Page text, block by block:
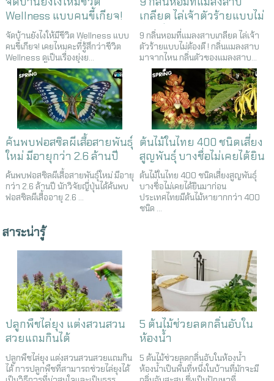
Wellness แบบคนขี้เกียจ!
จัดบ้านยังไงให้มีชีวิต Wellness แบบ
คนขี้เกียจ! เคยไหมคะที่รู้สึกว่าชีวิต
Wellness ดูเป็นเรื่องยุ่งย...
เกลียด ไล่เจ้าตัวร้ายแบบไม่
ต้องตี !
9 กลิ่นหอมที่แมลงสาบเกลียด ไล่เจ้า
ตัวร้ายแบบไม่ต้องตี ! กลิ่นแมลงสาบ
มาจากไหน กลิ่นตัวของแมลงสาบ...
ค้นพบฟอสซิลผีเสื้อสายพันธุ์
ใหม่ มีอายุกว่า 2.6 ล้านปี
ค้นพบฟอสซิลผีเสื้อสายพันธุ์ใหม่ มีอายุ
กว่า 2.6 ล้านปี นักวิจัยญี่ปุ่นได้ค้นพบ
ฟอสซิลผีเสื้ออายุ 2.6 ...
ต้นไม้ในไทย 400 ชนิดเสี่ยง
สูญพันธุ์ บางชื่อไม่เคยได้ยิน
มาก่อน
ต้นไม้ในไทย 400 ชนิดเสี่ยงสูญพันธุ์
บางชื่อไม่เคยได้ยินมาก่อน
ประเทศไทยมีต้นไม้หายากกว่า 400
ชนิด ...
สาระน่ารู้
ปลูกพืชไล่ยุง แต่งสวนสวน
สวยแถมกินได้
ปลูกพืชไล่ยุง แต่งสวนสวนสวยแถมกิน
ได้ การปลูกพืชที่สามารถช่วยไล่ยุงได้
5 ต้นไม้ช่วยลดกลิ่นอับใน
ห้องน้ำ
5 ต้นไม้ช่วยลดกลิ่นอับในห้องน้ำ
ห้องน้ำเป็นพื้นที่หนึ่งในบ้านที่มักจะมี